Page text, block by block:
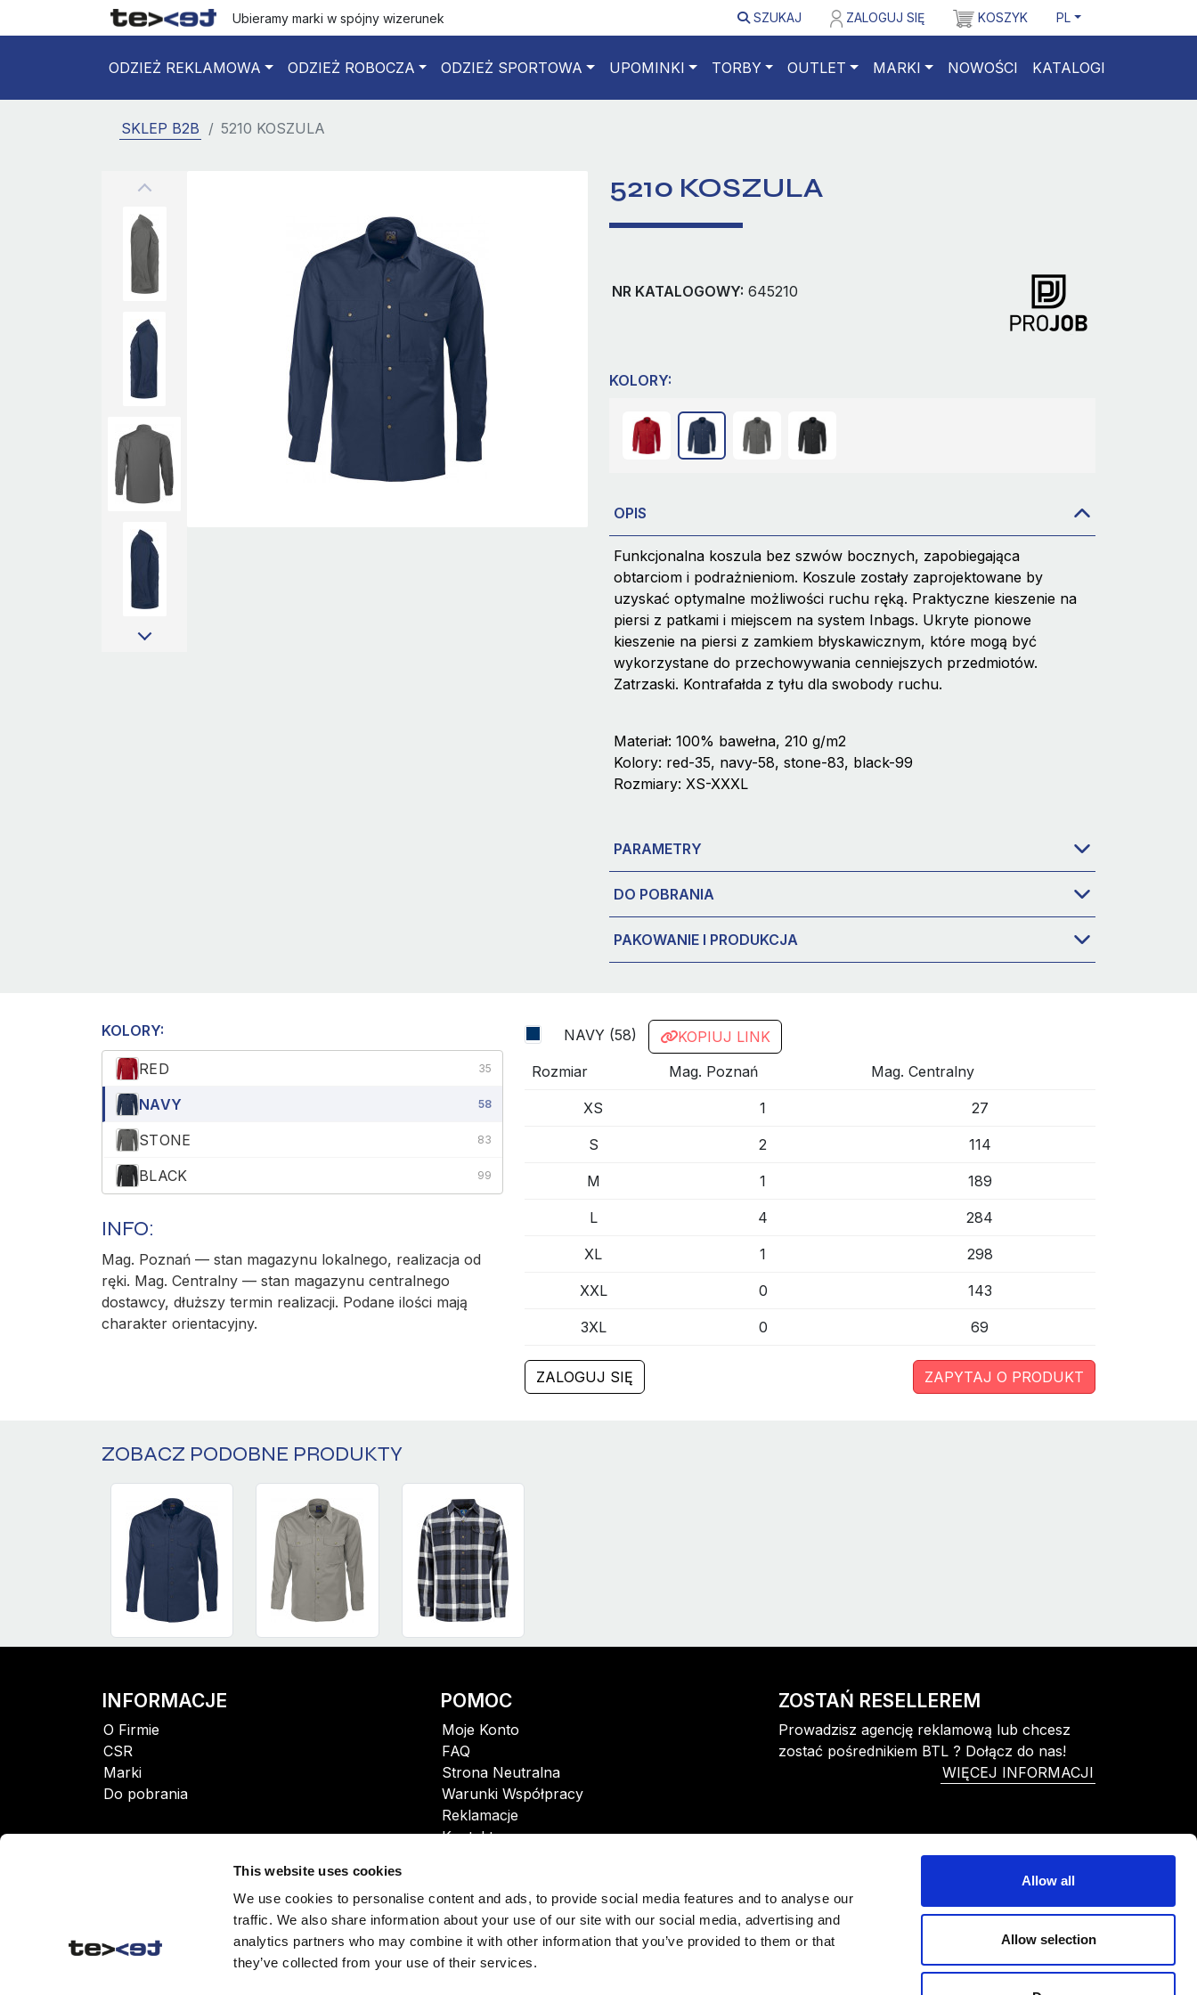
This website uses cookies
We use cookies to personalise content and ads, to provide social media features and to analyse our
traffic. We also share information about your use of our site with our social media, advertising and
analytics partners who may combine it with other information that you’ve provided to them or that
they’ve collected from your use of their services.
Allow all
Allow selection
Ubieramy marki w spójny wizerunek SZUKAJ ZALOGUJ SIĘ KOSZYK PL
ODZIEŻ REKLAMOWA ODZIEŻ ROBOCZA ODZIEŻ SPORTOWA UPOMINKI TORBY OUTLET MARKI NOWOŚCI KATALOGI
SKLEP B2B 5210 KOSZULA
5210 KOSZULA
NR KATALOGOWY: 645210
KOLORY:
OPIS
Funkcjonalna koszula bez szwów bocznych, zapobiegająca
obtarciom i podrażnieniom. Koszule zostały zaprojektowane by
uzyskać optymalne możliwości ruchu ręką. Praktyczne kieszenie na
piersi z patkami i miejscem na system Inbags. Ukryte pionowe
kieszenie na piersi z zamkiem błyskawicznym, które mogą być
wykorzystane do przechowywania cenniejszych przedmiotów.
Zatrzaski. Kontrafałda z tyłu dla swobody ruchu.
Materiał: 100% bawełna, 210 g/m2
Kolory: red-35, navy-58, stone-83, black-99
Rozmiary: XS-XXXL
PARAMETRY
DO POBRANIA
PAKOWANIE I PRODUKCJA
KOLORY:
RED 35
NAVY 58
STONE 83
BLACK 99
INFO:
Mag. Poznań — stan magazynu lokalnego, realizacja od
ręki. Mag. Centralny — stan magazynu centralnego
dostawcy, dłuższy termin realizacji. Podane ilości mają
charakter orientacyjny.
NAVY (58)
KOPIUJ LINK
Rozmiar
Mag. Poznań Mag. Centralny
XS 1 27
S 2 114
M 1 189
L 4 284
XL 1 298
XXL 0 143
3XL 0 69
ZALOGUJ SIĘ ZAPYTAJ O PRODUKT
ZOBACZ PODOBNE PRODUKTY
INFORMACJE
O Firmie
CSR
Marki
Do pobrania
POMOC
Moje Konto
FAQ
Strona Neutralna
Warunki Współpracy
Reklamacje
Kontakt
ZOSTAŃ RESELLEREM
Prowadzisz agencję reklamową lub chcesz
zostać pośrednikiem BTL ? Dołącz do nas!
WIĘCEJ INFORMACJI